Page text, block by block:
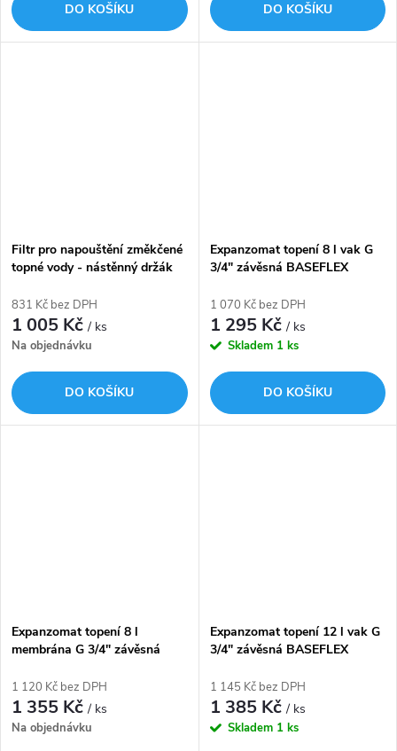
DO KOŠÍKU DO KOŠÍKU
Filtr pro napouštění změkčené
topné vody - nástěnný držák
831 Kč bez DPH
1 005 Kč/ ks
Na objednávku
DO KOŠÍKU
Expanzomat topení 8 l vak G
3/4" závěsná BASEFLEX
1 070 Kč bez DPH
1 295 Kč/ ks
Skladem 1 ks
DO KOŠÍKU
Expanzomat topení 8 l
membrána G 3/4" závěsná
bar FLAMCO
1 120 Kč bez DPH
1 355 Kč/ ks
Na objednávku
Expanzomat topení 12 l vak G
3/4" závěsná BASEFLEX
1 145 Kč bez DPH
1 385 Kč/ ks
Skladem 1 ks